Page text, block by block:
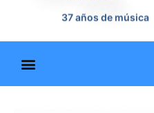
37 años de noticias